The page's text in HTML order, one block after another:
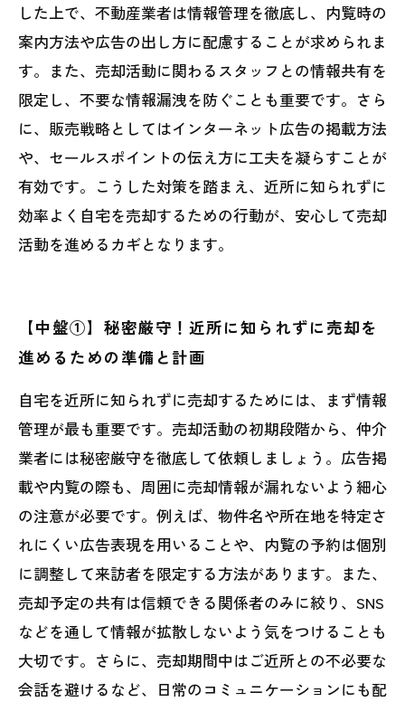
した上で、不動産業者は情報管理を徹底し、内覧時の
案内方法や広告の出し方に配慮することが求められま
す。また、売却活動に関わるスタッフとの情報共有を
限定し、不要な情報漏洩を防ぐことも重要です。さら
に、販売戦略としてはインターネット広告の掲載方法
や、セールスポイントの伝え方に工夫を凝らすことが
有効です。こうした対策を踏まえ、近所に知られずに
効率よく自宅を売却するための行動が、安心して売却
活動を進めるカギとなります。
【中盤①】秘密厳守！近所に知られずに売却を
進めるための準備と計画
自宅を近所に知られずに売却するためには、まず情報
管理が最も重要です。売却活動の初期段階から、仲介
業者には秘密厳守を徹底して依頼しましょう。広告掲
載や内覧の際も、周囲に売却情報が漏れないよう細心
の注意が必要です。例えば、物件名や所在地を特定さ
れにくい広告表現を用いることや、内覧の予約は個別
に調整して来訪者を限定する方法があります。また、
売却予定の共有は信頼できる関係者のみに絞り、SNS
などを通して情報が拡散しないよう気をつけることも
大切です。さらに、売却期間中はご近所との不必要な
会話を避けるなど、日常のコミュニケーションにも配